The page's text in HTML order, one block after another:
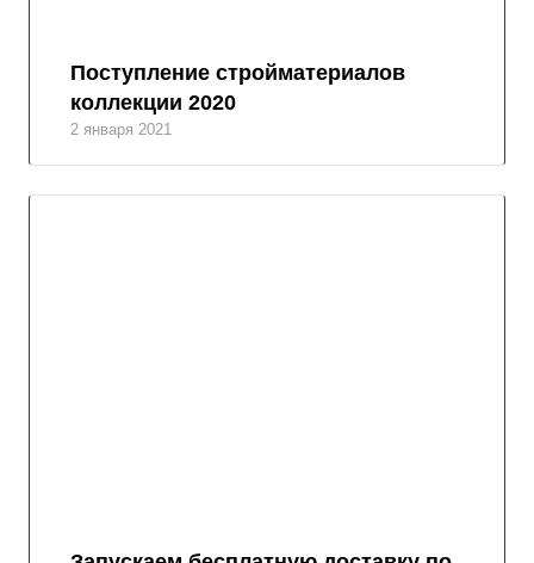
Поступление стройматериалов
коллекции 2020
2 января 2021